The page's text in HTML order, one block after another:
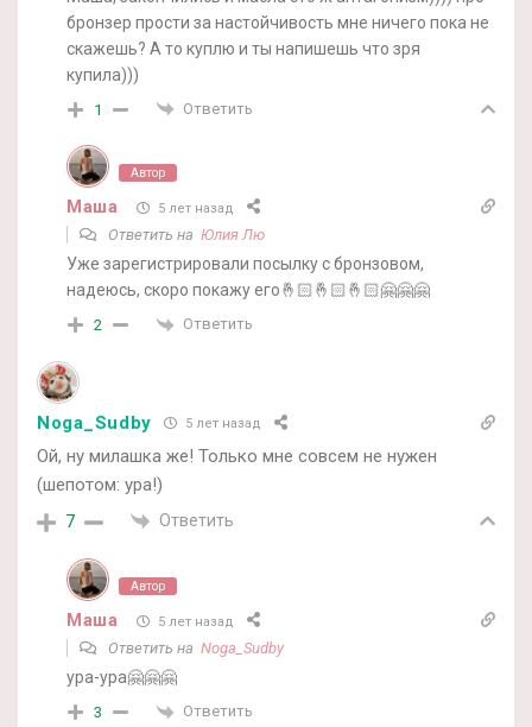
бронзер прости за настойчивость мне ничего пока не
скажешь? А то куплю и ты напишешь что зря
купила)))
1 Ответить
Автор
Маша 5 лет назад
Ответить на Юлия Лю
Уже зарегистрировали посылку с бронзовом,
надеюсь, скоро покажу его🤞🏻🤞🏻🤞🏻🤗🤗🤗
2 Ответить
Noga_Sudby 5 лет назад
Ой, ну милашка же! Только мне совсем не нужен
(шепотом: ура!)
7 Ответить
Автор
Маша 5 лет назад
Ответить на Noga_Sudby
ура-ура🤗🤗🤗
3 Ответить